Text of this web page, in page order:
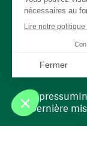
(ouvre
Dernière
Impressum